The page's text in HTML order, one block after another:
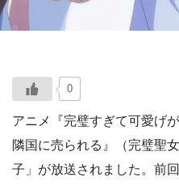
0
アニメ『完璧すぎて可愛げ
隣国に売られる』（完璧聖
子」が放送されました。前